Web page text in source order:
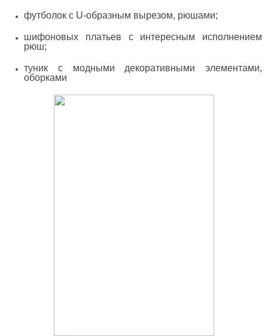
футболок с U-образным вырезом, рюшами;
шифоновых платьев с интересным исполнением
рюш;
туник с модными декоративными элементами,
оборками